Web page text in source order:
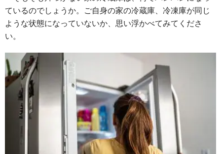
ているのでしょうか。ご自身の家の冷蔵庫、冷凍庫が同じ
ような状態になっていないか、思い浮かべてみてくださ
い。